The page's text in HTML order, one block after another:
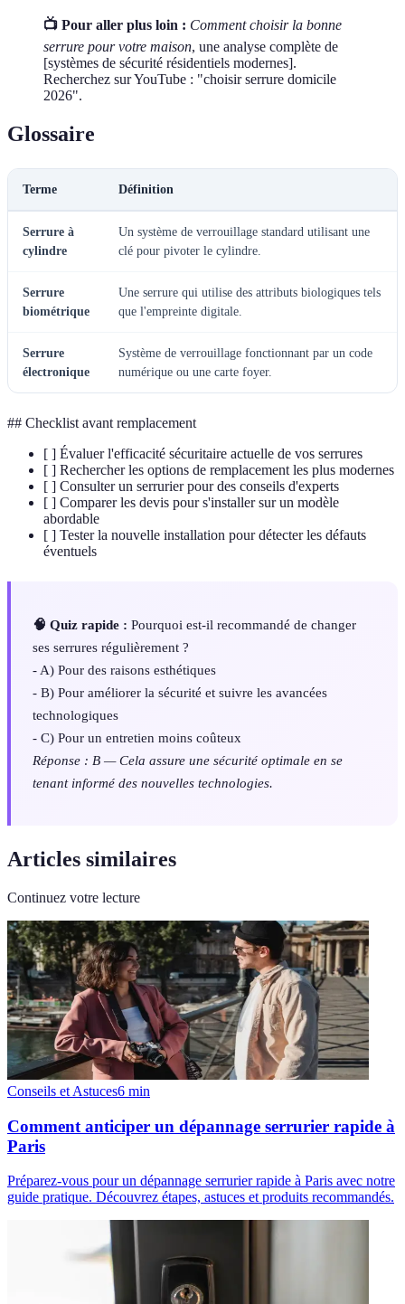
📺 Pour aller plus loin : Comment choisir la bonne
serrure pour votre maison, une analyse complète de
[systèmes de sécurité résidentiels modernes].
Recherchez sur YouTube : "choisir serrure domicile
2026".
Glossaire
Terme Définition
Serrure à
cylindre
Un système de verrouillage standard utilisant une
clé pour pivoter le cylindre.
Serrure
biométrique
Une serrure qui utilise des attributs biologiques tels
que l'empreinte digitale.
Serrure
électronique
Système de verrouillage fonctionnant par un code
numérique ou une carte foyer.
## Checklist avant remplacement
[ ] Évaluer l'efficacité sécuritaire actuelle de vos serrures
[ ] Rechercher les options de remplacement les plus modernes
[ ] Consulter un serrurier pour des conseils d'experts
[ ] Comparer les devis pour s'installer sur un modèle
abordable
[ ] Tester la nouvelle installation pour détecter les défauts
éventuels
🧠 Quiz rapide : Pourquoi est-il recommandé de changer
ses serrures régulièrement ?
- A) Pour des raisons esthétiques
- B) Pour améliorer la sécurité et suivre les avancées
technologiques
- C) Pour un entretien moins coûteux
Réponse : B — Cela assure une sécurité optimale en se
tenant informé des nouvelles technologies.
Articles similaires
Continuez votre lecture
Conseils et Astuces6 min
Comment anticiper un dépannage serrurier rapide à
Paris
Préparez-vous pour un dépannage serrurier rapide à Paris avec notre
guide pratique. Découvrez étapes, astuces et produits recommandés.